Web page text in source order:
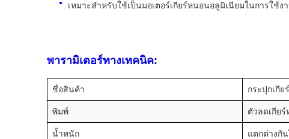
เหมาะสำหรับใช้เป็นมอเตอร์เกียร์หนอนอลูมิเนียมในการใช้ง
พารามิเตอร์ทางเทคนิค:
ชื่อสินค้า กระปุกเกี
พิมพ์ ตัวลดเกีย
น้ำหนัก แตกต่างกั